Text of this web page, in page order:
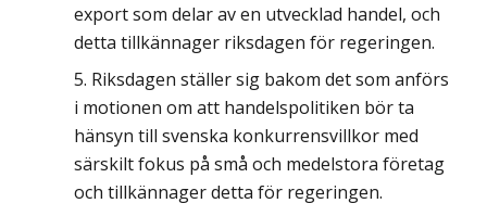
export som delar av en utvecklad handel, och
detta tillkännager riksdagen för regeringen.
Riksdagen ställer sig bakom det som anförs
i motionen om att handelspolitiken bör ta
hänsyn till svenska konkurrensvillkor med
särskilt fokus på små och medelstora företag
och tillkännager detta för regeringen.